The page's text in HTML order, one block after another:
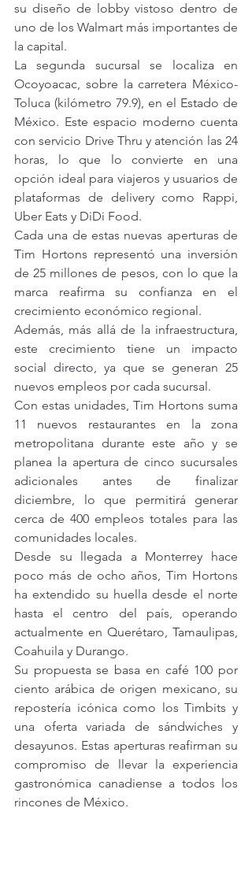
su diseño de lobby vistoso dentro de
uno de los Walmart más importantes de
la capital.
La segunda sucursal se localiza en
Ocoyoacac, sobre la carretera México-
Toluca (kilómetro 79.9), en el Estado de
México. Este espacio moderno cuenta
con servicio Drive Thru y atención las 24
horas, lo que lo convierte en una
opción ideal para viajeros y usuarios de
plataformas de delivery como Rappi,
Uber Eats y DiDi Food.
Cada una de estas nuevas aperturas de
Tim Hortons representó una inversión
de 25 millones de pesos, con lo que la
marca reafirma su confianza en el
crecimiento económico regional.
Además, más allá de la infraestructura,
este crecimiento tiene un impacto
social directo, ya que se generan 25
nuevos empleos por cada sucursal.
Con estas unidades, Tim Hortons suma
11 nuevos restaurantes en la zona
metropolitana durante este año y se
planea la apertura de cinco sucursales
adicionales antes de finalizar
diciembre, lo que permitirá generar
cerca de 400 empleos totales para las
comunidades locales.
Desde su llegada a Monterrey hace
poco más de ocho años, Tim Hortons
ha extendido su huella desde el norte
hasta el centro del país, operando
actualmente en Querétaro, Tamaulipas,
Coahuila y Durango.
Su propuesta se basa en café 100 por
ciento arábica de origen mexicano, su
repostería icónica como los Timbits y
una oferta variada de sándwiches y
desayunos. Estas aperturas reafirman su
compromiso de llevar la experiencia
gastronómica canadiense a todos los
rincones de México.